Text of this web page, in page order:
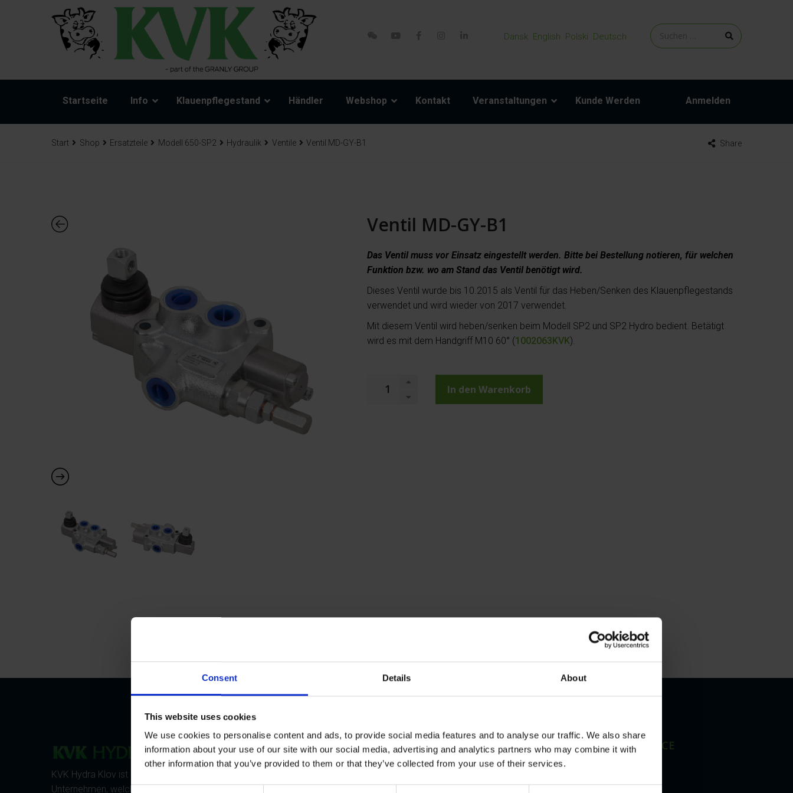
Consent Details About
This website uses cookies
We use cookies to personalise content and ads, to provide social media features and to analyse our traffic. We also share
information about your use of our site with our social media, advertising and analytics partners who may combine it with
other information that you’ve provided to them or that they’ve collected from your use of their services.
C
Dansk English Polski Deutsch
Startseite Info Klauenpflegestand Händler Webshop Kontakt Veranstaltungen Kunde Werden Anmelden
Start Shop Ersatzteile Modell 650-SP2 Hydraulik Ventile Ventil MD-GY-B1 Share
Ventil MD-GY-B1
Das Ventil muss vor Einsatz eingestellt werden. Bitte bei Bestellung notieren, für welchen
Funktion bzw. wo am Stand das Ventil benötigt wird.
Dieses Ventil wurde bis 10.2015 als Ventil für das Heben/Senken des Klauenpflegestands
verwendet und wird wieder von 2017 verwendet.
Mit diesem Ventil wird heben/senken beim Modell SP2 und SP2 Hydro bedient. Betätigt
wird es mit dem Handgriff M10 60° (1002063KVK).
In den Warenkorb
KVK Hydra Klov ist ein modernes
Unternehmen, welches sich der
AKTUELLES
Einführung der neuen CowDream-
GUT ZU WISSEN
Neuigkeiten
KUNDEN SERVICE
Kontakt